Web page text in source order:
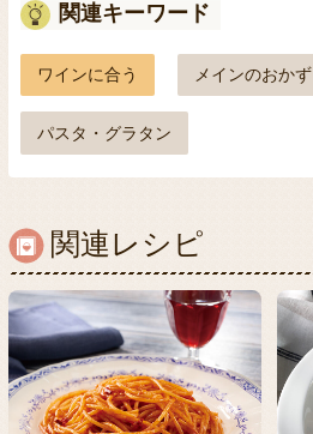
関連キーワード
ワインに合う メインのおかず
パスタ・グラタン
関連レシピ